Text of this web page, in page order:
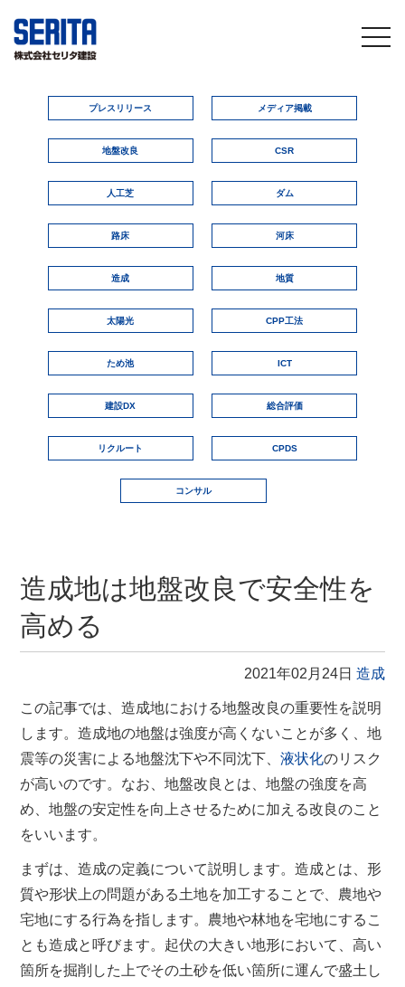
プレスリリース メディア掲載
地盤改良 CSR
人工芝 ダム
路床 河床
造成 地質
太陽光 CPP工法
ため池 ICT
建設DX 総合評価
リクルート CPDS
コンサル
造成地は地盤改良で安全性を
高める
2021年02月24日 造成
この記事では、造成地における地盤改良の重要性を説明
します。造成地の地盤は強度が高くないことが多く、地
震等の災害による地盤沈下や不同沈下、液状化のリスク
が高いのです。なお、地盤改良とは、地盤の強度を高
め、地盤の安定性を向上させるために加える改良のこと
をいいます。
まずは、造成の定義について説明します。造成とは、形
質や形状上の問題がある土地を加工することで、農地や
宅地にする行為を指します。農地や林地を宅地にするこ
とも造成と呼びます。起伏の大きい地形において、高い
箇所を掘削した上でその土砂を低い箇所に運んで盛土し